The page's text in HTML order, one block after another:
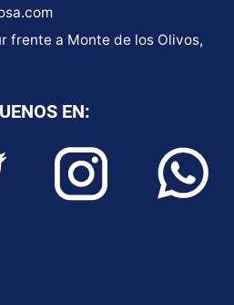
frente a Monte de los Olivos,
EN: